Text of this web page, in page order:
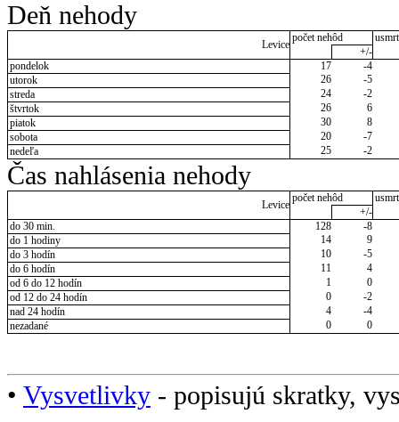
Deň nehody
Levice
počet nehôd
+/-
pondelok
17
-4
utorok
26
-5
streda
24
-2
štvrtok
26
6
piatok
30
8
sobota
20
-7
nedeľa
25 -2
Čas nahlásenia nehody
Levice
počet nehôd
+/-
do 30 min.
128
-8
do 1 hodiny
14
9
do 3 hodín
10
-5
do 6 hodín
11
4
od 6 do 12 hodín
1
0
od 12 do 24 hodín
0
-2
nad 24 hodín
4
-4
nezadané
0 0
• Vysvetlivky - popisujú skratky,